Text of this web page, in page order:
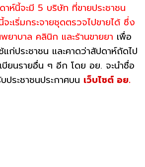
าห์นี้จะมี 5 บริษัท ที่ขายประชาชน
ะเริ่มกระจายชุดตรวจไปขายได้ ซึ่ง
ยาบาล คลินิก และร้านขายยา เพื่อ
แก่ประชาชน และคาดว่าสัปดาห์ถัดไป
บียนรายอื่น ๆ อีก โดย อย. จะนำชื่อ
ประชาชนประกาศบน เว็บไซต์ อย.